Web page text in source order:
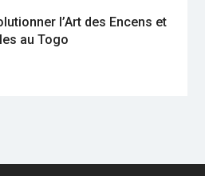
l’Art des Encens et
au Togo